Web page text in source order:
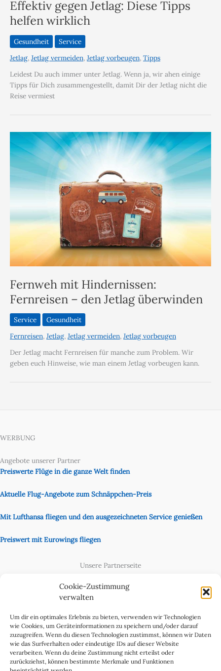
Cookie-Zustimmung
verwalten
Um dir ein optimales Erlebnis zu bieten, verwenden wir Technologien
wie Cookies, um Geräteinformationen zu speichern und/oder darauf
zuzugreifen. Wenn du diesen Technologien zustimmst, können wir Daten
wie das Surfverhalten oder eindeutige IDs auf dieser Website
verarbeiten. Wenn du deine Zustimmung nicht erteilst oder
zurückziehst, können bestimmte Merkmale und Funktionen
Effektiv gegen Jetlag: Diese Tipps
helfen wirklich
Gesundheit
Service
Jetlag, Jetlag vermeiden, Jetlag vorbeugen, Tipps
Leidest Du auch immer unter Jetlag. Wenn ja, wir ahen einige
Tipps für Dich zusammengestellt, damit Dir der Jetlag nicht die
Reise vermiest
Fernweh mit Hindernissen:
Fernreisen – den Jetlag überwinden
Service
Gesundheit
Fernreisen, Jetlag, Jetlag vermeiden, Jetlag vorbeugen
Der Jetlag macht Fernreisen für manche zum Problem. Wir
geben euch Hinweise, wie man einem Jetlag vorbeugen kann.
WERBUNG
Angebote unserer Partner
Preiswerte Flüge in die ganze Welt finden
Aktuelle Flug-Angebote zum Schnäppchen-Preis
Mit Lufthansa fliegen und den ausgezeichneten Service genießen
Preiswert mit Eurowings fliegen
Unsere Partnerseite